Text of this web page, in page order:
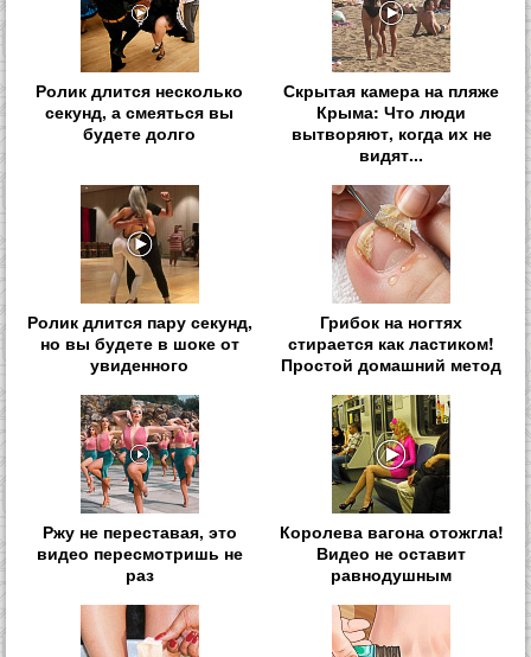
Ролик длится несколько
секунд, а смеяться вы
будете долго
Скрытая камера на пляже
Крыма: Что люди
вытворяют, когда их не
видят...
Ролик длится пару секунд,
но вы будете в шоке от
увиденного
Грибок на ногтях
стирается как ластиком!
Простой домашний метод
Ржу не переставая, это
видео пересмотришь не
раз
Королева вагона отожгла!
Видео не оставит
равнодушным